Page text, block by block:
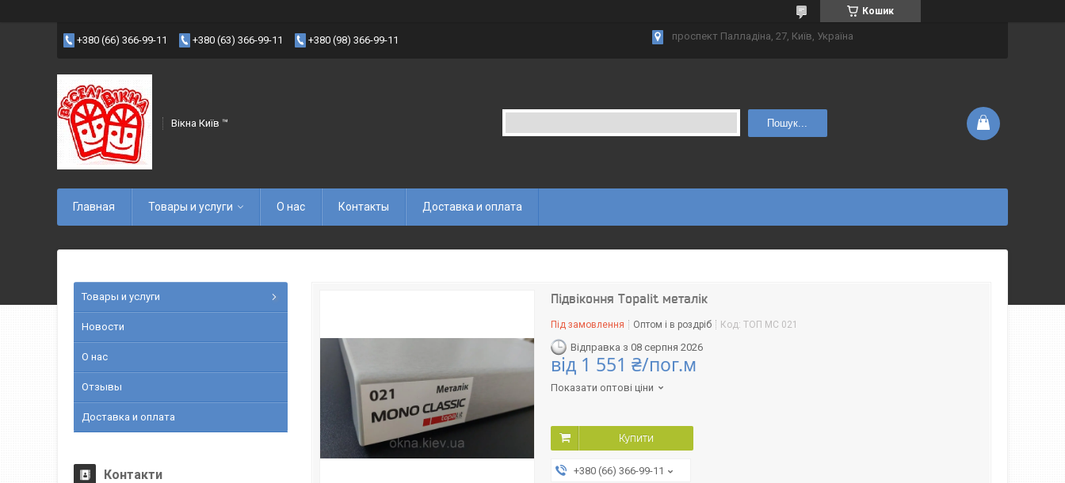
Кошик
+380 (66) 366-99-11 +380 (63) 366-99-11 +380 (98) 366-99-11 проспект Палладіна, 27, Київ, Україна
Вікна Київ ™ Пошук...
Главная Товары и услуги О нас Контакты Доставка и оплата
Підвіконня Topalit металік
Під замовлення Оптом і в роздріб Код: ТОП МС 021
Відправка з 08 серпня 2026
від 1 551 ₴/пог.м
Показати оптові ціни
Купити
+380 (66) 366-99-11
Товары и услуги
Новости
О нас
Отзывы
Доставка и оплата
Контакти